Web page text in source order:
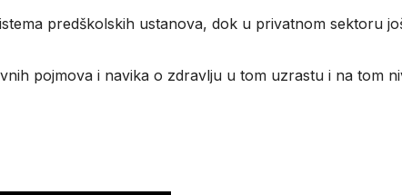
predškolskih ustanova, dok u privatnom sektoru
pojmova i navika o zdravlju u tom uzrastu i na tom